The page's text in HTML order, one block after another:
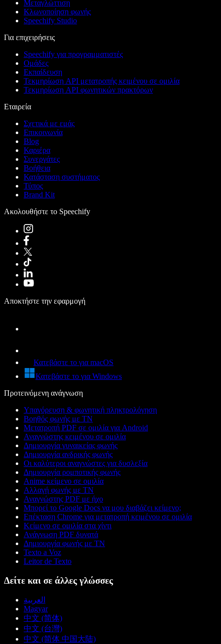
Μεταγλώττιση
Κλωνοποίηση φωνής
Speechify Studio
Για επιχειρήσεις
Speechify για προγραμματιστές
Ομάδες
Εκπαίδευση
Τεκμηρίωση API μετατροπής κειμένου σε ομιλία
Τεκμηρίωση API φωνητικών πρακτόρων
Εταιρεία
Σχετικά με εμάς
Επικοινωνία
Blog
Καριέρα
Συνεργάτες
Βοήθεια
Κατάσταση συστήματος
Τύπος
Brand Kit
Ακολουθήστε το Speechify
Αποκτήστε την εφαρμογή
Κατεβάστε το για macOS
Κατεβάστε το για Windows
Προτεινόμενη ανάγνωση
Υπαγόρευση & φωνητική πληκτρολόγηση
Βοηθός φωνής με ΤΝ
Μετατροπή PDF σε ομιλία για Android
Αναγνώστης κειμένου σε ομιλία
Δημιουργία γυναικείας φωνής
Δημιουργία ανδρικής φωνής
Οι καλύτεροι αναγνώστες για δυσλεξία
Δημιουργία ρομποτικής φωνής
Anime κείμενο σε ομιλία
Αλλαγή φωνής με ΤΝ
Αναγνώστης PDF με ήχο
Μπορεί το Google Docs να μου διαβάζει κείμενο;
Επέκταση Chrome για μετατροπή κειμένου σε ομιλία
Κείμενο σε ομιλία στα χίντι
Ανάγνωση PDF δυνατά
Δημιουργία φωνής με ΤΝ
Texto a Voz
Leitor de Texto
Δείτε και σε άλλες γλώσσες
العربية
Magyar
中文 (简体)
中文 (台灣)
中文 (简体 中国大陆)